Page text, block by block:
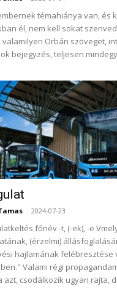
témahiánya van, és
él, nem kell sokat
valamilyen Orbán szöveget,
bejegyzés, teljesen
- 2024-07-23
főnév -t, (-ek), -e
(érzelmi)
hajlamának felébresztése
Valami régi
azt, csodálkozik ugyan rajta,